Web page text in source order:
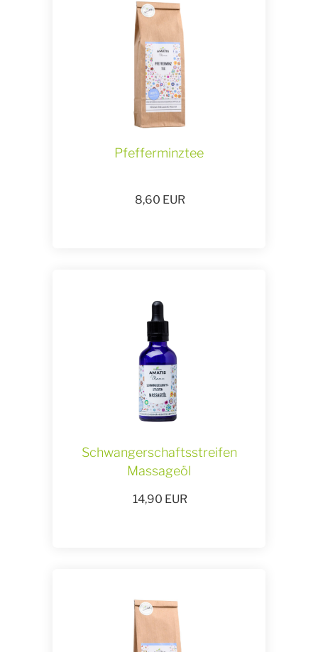
Pfefferminztee
8,60 EUR
Schwangerschaftsstreifen
Massageöl
14,90 EUR